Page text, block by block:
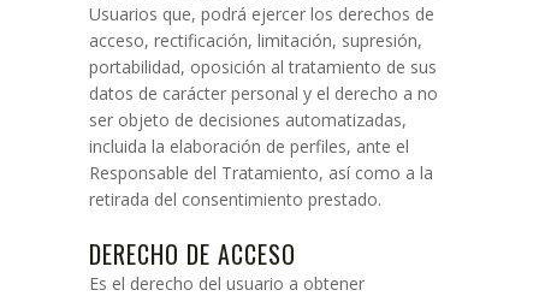
Usuarios que, podrá ejercer los derechos de
acceso, rectificación, limitación, supresión,
portabilidad, oposición al tratamiento de sus
datos de carácter personal y el derecho a no
ser objeto de decisiones automatizadas,
incluida la elaboración de perfiles, ante el
Responsable del Tratamiento, así como a la
retirada del consentimiento prestado.
DERECHO DE ACCESO
Es el derecho del usuario a obtener